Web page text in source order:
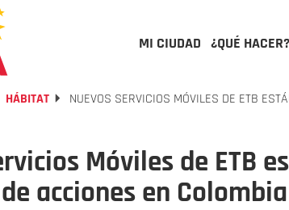
MI CIUDAD ¿QUÉ HACER?
HÁBITAT NUEVOS SERVICIOS MÓVILES DE ETB
Móviles de ETB
acciones en Colombia